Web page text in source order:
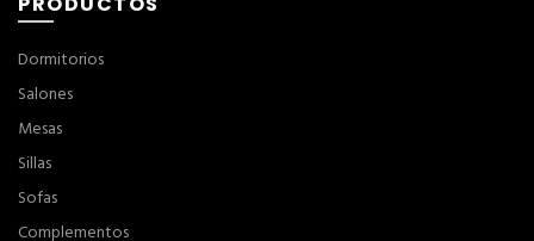
Dormitorios
Salones
Mesas
Sillas
Sofas
Complementos